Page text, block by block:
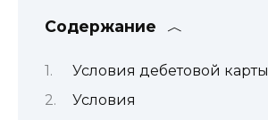
Содержание
Условия дебетовой карты
Условия